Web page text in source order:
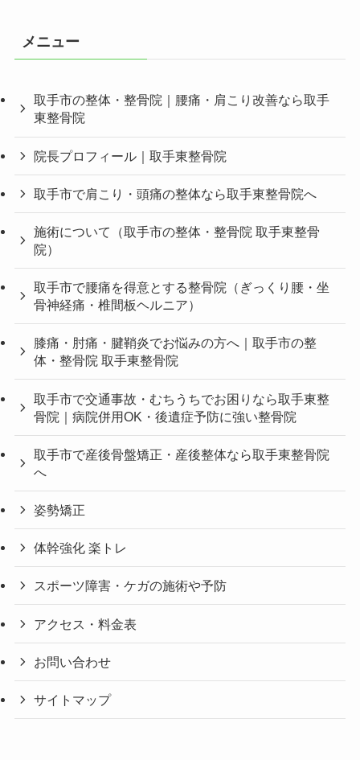
メニュー
取手市の整体・整骨院｜腰痛・肩こり改善なら取手
東整骨院
院長プロフィール｜取手東整骨院
取手市で肩こり・頭痛の整体なら取手東整骨院へ
施術について（取手市の整体・整骨院 取手東整骨
院）
取手市で腰痛を得意とする整骨院（ぎっくり腰・坐
骨神経痛・椎間板ヘルニア）
膝痛・肘痛・腱鞘炎でお悩みの方へ｜取手市の整
体・整骨院 取手東整骨院
取手市で交通事故・むちうちでお困りなら取手東整
骨院｜病院併用OK・後遺症予防に強い整骨院
取手市で産後骨盤矯正・産後整体なら取手東整骨院
へ
姿勢矯正
体幹強化 楽トレ
スポーツ障害・ケガの施術や予防
アクセス・料金表
お問い合わせ
サイトマップ